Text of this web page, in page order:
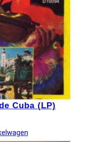
Cuba (LP)